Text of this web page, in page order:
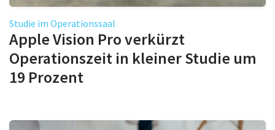
Studie im Operationssaal
Apple Vision Pro verkürzt
Operationszeit in kleiner Studie um
19 Prozent